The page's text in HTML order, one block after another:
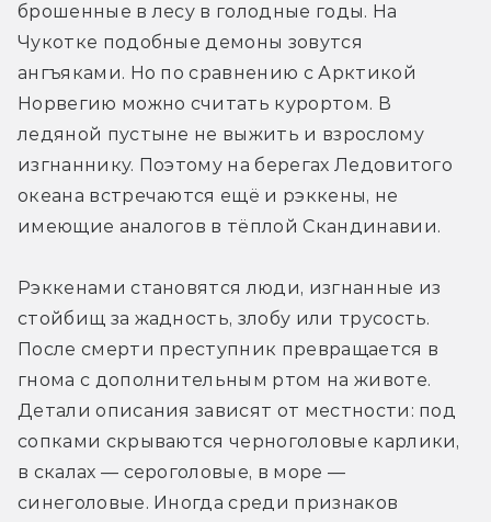
брошенные в лесу в голодные годы. На
Чукотке подобные демоны зовутся
ангъяками. Но по сравнению с Арктикой
Норвегию можно считать курортом. В
ледяной пустыне не выжить и взрослому
изгнаннику. Поэтому на берегах Ледовитого
океана встречаются ещё и рэккены, не
имеющие аналогов в тёплой Скандинавии.
Рэккенами становятся люди, изгнанные из
стойбищ за жадность, злобу или трусость.
После смерти преступник превращается в
гнома с дополнительным ртом на животе.
Детали описания зависят от местности: под
сопками скрываются черноголовые карлики,
в скалах — сероголовые, в море —
синеголовые. Иногда среди признаков